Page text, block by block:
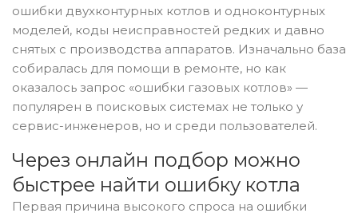
ошибки двухконтурных котлов и одноконтурных
моделей, коды неисправностей редких и давно
снятых с производства аппаратов. Изначально база
собиралась для помощи в ремонте, но как
оказалось запрос «ошибки газовых котлов» —
популярен в поисковых системах не только у
сервис-инженеров, но и среди пользователей.
Через онлайн подбор можно
быстрее найти ошибку котла
Первая причина высокого спроса на ошибки